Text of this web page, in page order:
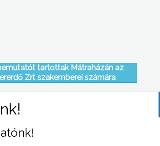
tartottak Mátraházán az
Zrt szakemberei számára